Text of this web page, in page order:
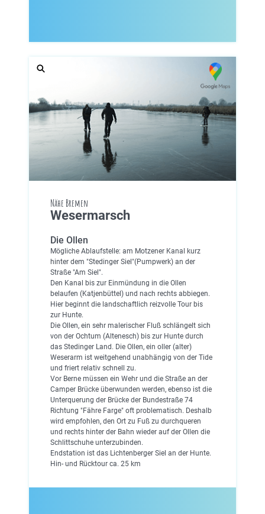
Nähe Bremen
Wesermarsch
Die Ollen
Mögliche Ablaufstelle: am Motzener Kanal kurz
hinter dem "Stedinger Siel"(Pumpwerk) an der
Straße "Am Siel".
Den Kanal bis zur Einmündung in die Ollen
belaufen (Katjenbüttel) und nach rechts abbiegen.
Hier beginnt die landschaftlich reizvolle Tour bis
zur Hunte.
Die Ollen, ein sehr malerischer Fluß schlängelt sich
von der Ochtum (Altenesch) bis zur Hunte durch
das Stedinger Land. Die Ollen, ein oller (alter)
Weserarm ist weitgehend unabhängig von der Tide
und friert relativ schnell zu.
Vor Berne müssen ein Wehr und die Straße an der
Camper Brücke überwunden werden, ebenso ist die
Unterquerung der Brücke der Bundestraße 74
Richtung "Fähre Farge" oft problematisch. Deshalb
wird empfohlen, den Ort zu Fuß zu durchqueren
und rechts hinter der Bahn wieder auf der Ollen die
Schlittschuhe unterzubinden.
Endstation ist das Lichtenberger Siel an der Hunte.
Hin- und Rücktour ca. 25 km